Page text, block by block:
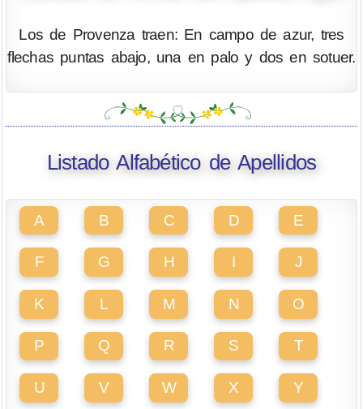
Los de Provenza traen: En campo de azur, tres
flechas puntas abajo, una en palo y dos en sotuer.
Listado Alfabético de Apellidos
A B C D E
F G H I J
K L M N O
P Q R S T
U V W X Y